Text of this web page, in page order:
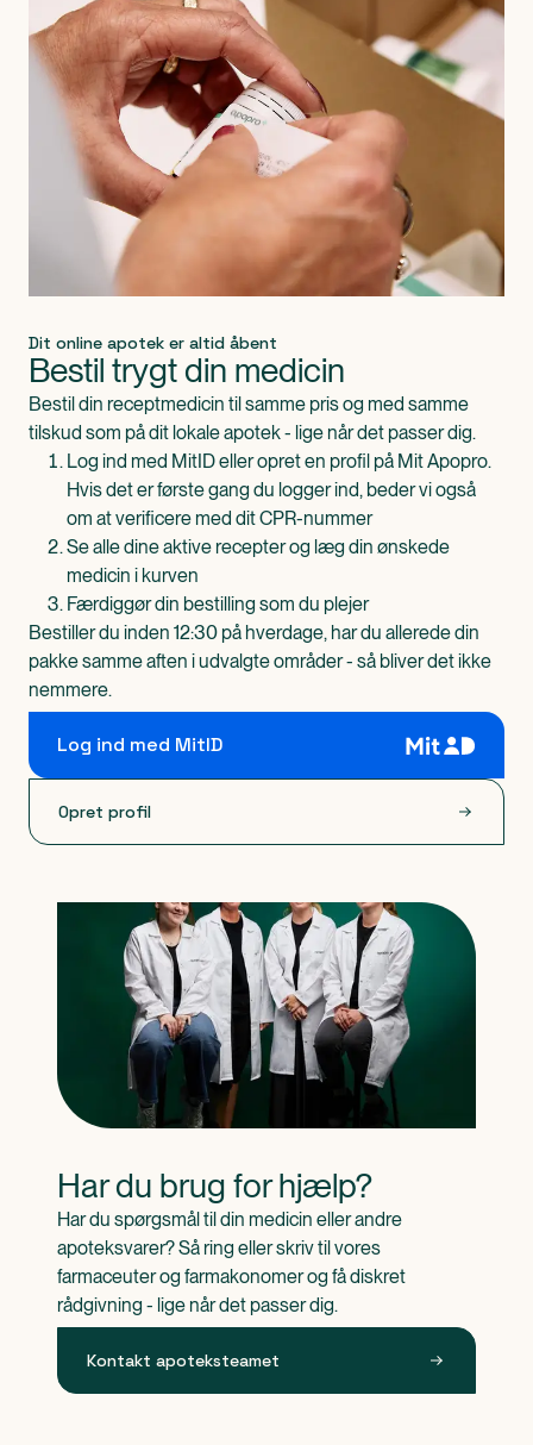
Dit online apotek er altid åbent
Bestil trygt din medicin
Bestil din receptmedicin til samme pris og med samme
tilskud som på dit lokale apotek - lige når det passer dig.
Log ind med MitID eller opret en profil på Mit Apopro.
Hvis det er første gang du logger ind, beder vi også
om at verificere med dit CPR-nummer
Se alle dine aktive recepter og læg din ønskede
medicin i kurven
Færdiggør din bestilling som du plejer
Bestiller du inden 12:30 på hverdage, har du allerede din
pakke samme aften i udvalgte områder - så bliver det ikke
nemmere.
Log ind med MitID
Opret profil
Har du brug for hjælp?
Har du spørgsmål til din medicin eller andre
apoteksvarer? Så ring eller skriv til vores
farmaceuter og farmakonomer og få diskret
rådgivning - lige når det passer dig.
Kontakt apoteksteamet